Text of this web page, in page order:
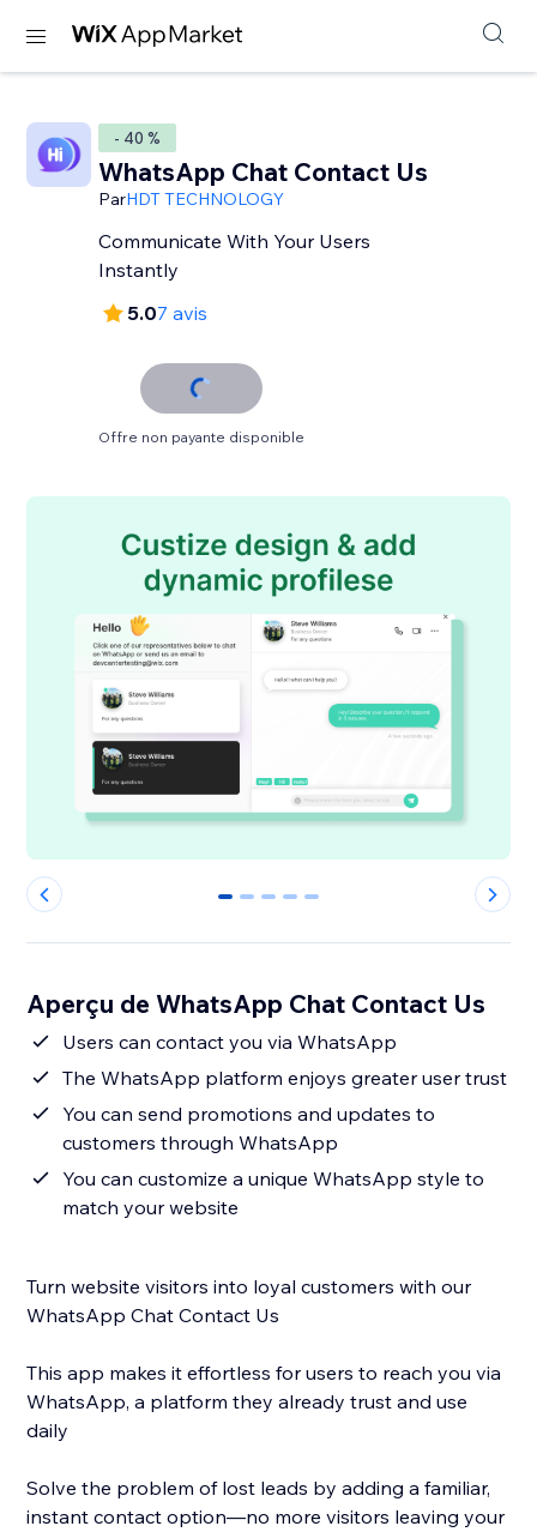
- 40 %
WhatsApp Chat Contact Us
ParHDT TECHNOLOGY
Communicate With Your Users
Instantly
5.07 avis
Offre non payante disponible
0 1 2 3 4
Aperçu de WhatsApp Chat Contact Us
Users can contact you via WhatsApp
The WhatsApp platform enjoys greater user trust
You can send promotions and updates to
customers through WhatsApp
You can customize a unique WhatsApp style to
match your website
Turn website visitors into loyal customers with our
WhatsApp Chat Contact Us
This app makes it effortless for users to reach you via
WhatsApp, a platform they already trust and use
daily
Solve the problem of lost leads by adding a familiar,
instant contact option—no more visitors leaving your